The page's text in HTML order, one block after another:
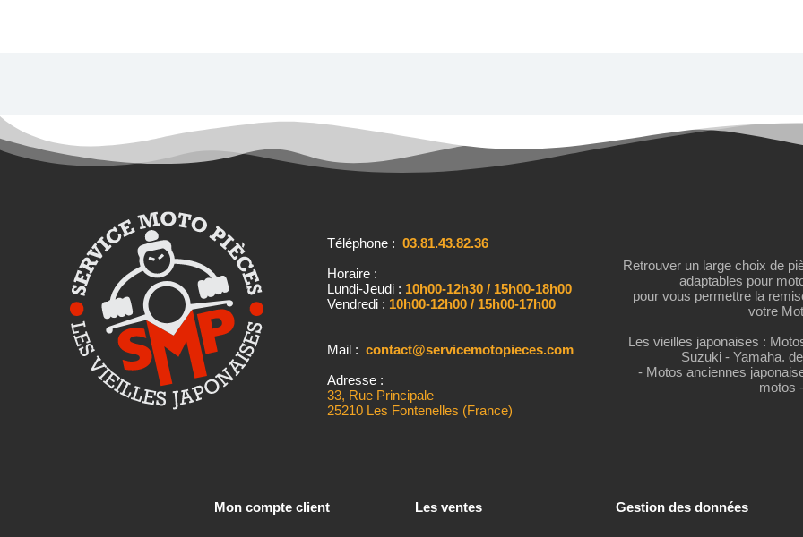
Téléphone :03.81.43.82.36
Horaire :
Lundi-Jeudi : 10h00-12h30 / 15h00-18h00
Vendredi : 10h00-12h00 / 15h00-17h00
Mail : contact@servicemotopieces.com
Adresse :
33, Rue Principale
25210 Les Fontenelles (France)
Retrouver un large choix de
adaptables pour
pour vous permettre la
votre
Les vieilles japonaises :
Suzuki - Yamaha.
- Motos anciennes
motos -
Mon compte client Les ventes Gestion des données